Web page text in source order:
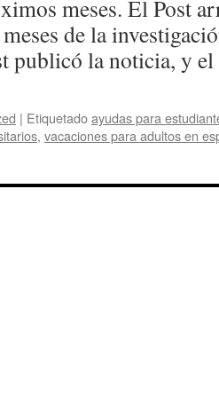
meses. El Post
de la
publicó la noticia, y
| Etiquetadoayudas para
, vacaciones para adultos en